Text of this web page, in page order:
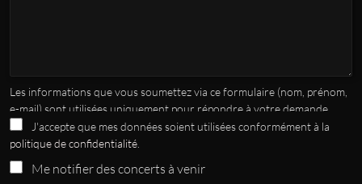
Les informations que vous soumettez via ce formulaire (nom, prénom,
e-mail) sont utilisées uniquement pour répondre à votre demande.
Elles ne seront pas partagées avec des tiers sans votre consentement.
Vous pouvez exercer vos droits d'accès, de rectification ou de
suppression de vos données en nous contactant à
amiot.com. Pour plus d'informations, consultez notre
J'accepte que mes données soient utilisées conformément à la
politique de confidentialité
Me notifier des concerts à venir